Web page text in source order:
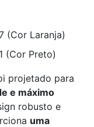
(Cor Laranja)
(Cor Preto)
projetado para
e máximo
robusto e
uma